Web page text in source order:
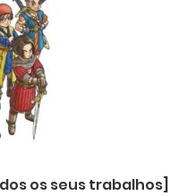
os seus trabalhos]